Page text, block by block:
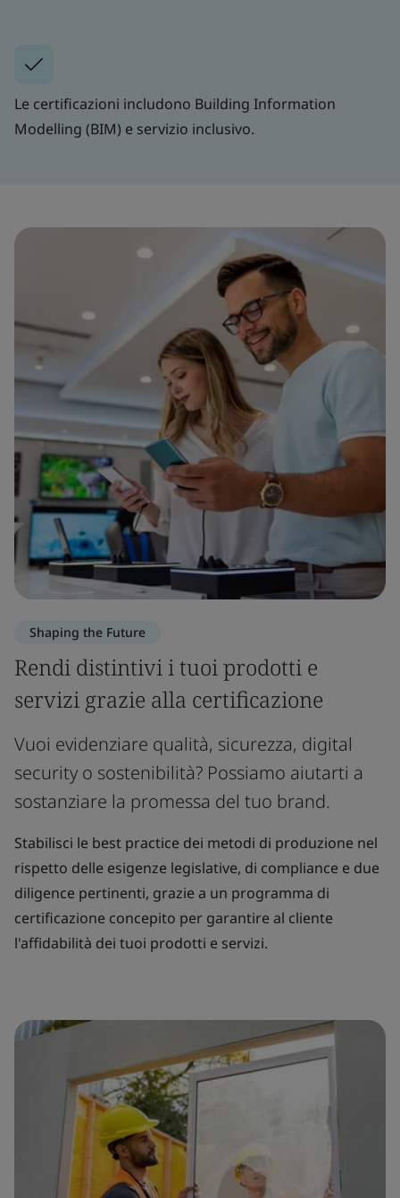
Le certificazioni includono Building Information
Modelling (BIM) e servizio inclusivo.
Shaping the Future
Rendi distintivi i tuoi prodotti e
servizi grazie alla certificazione
Vuoi evidenziare qualità, sicurezza, digital
security o sostenibilità? Possiamo aiutarti a
sostanziare la promessa del tuo brand.
Stabilisci le best practice dei metodi di produzione nel
rispetto delle esigenze legislative, di compliance e due
diligence pertinenti, grazie a un programma di
certificazione concepito per garantire al cliente
l'affidabilità dei tuoi prodotti e servizi.